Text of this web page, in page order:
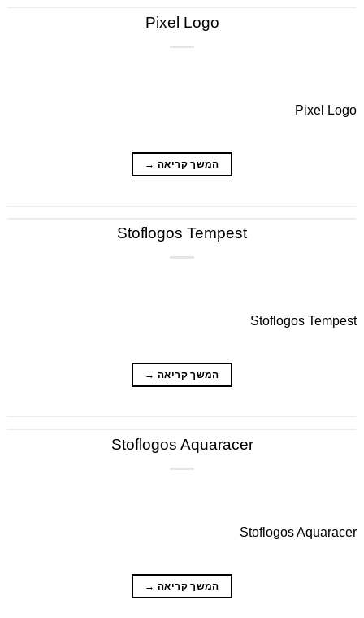
Pixel Logo
Pixel Logo
המשך קריאה →
Stoflogos Tempest
Stoflogos Tempest
המשך קריאה →
Stoflogos Aquaracer
Stoflogos Aquaracer
המשך קריאה →